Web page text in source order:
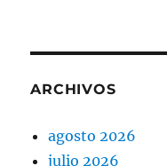
ARCHIVOS
agosto 2026
julio 2026